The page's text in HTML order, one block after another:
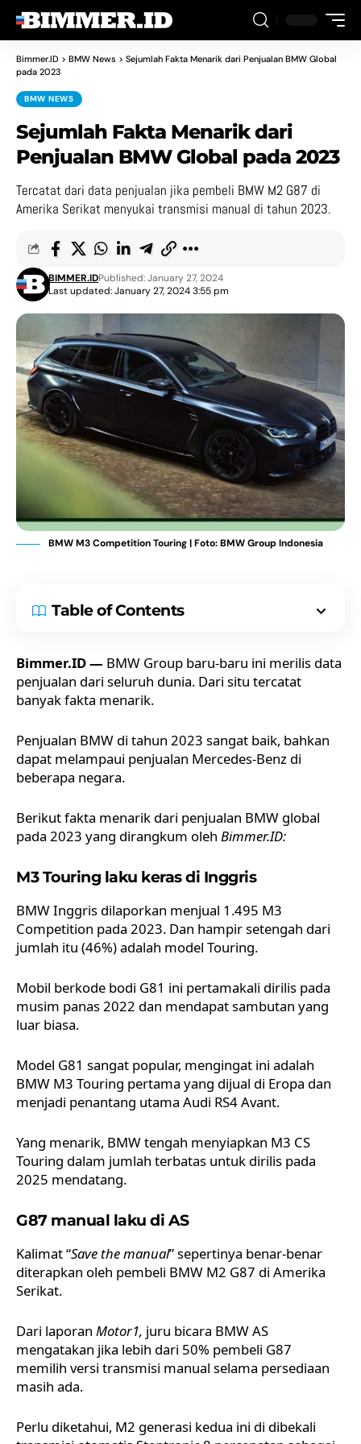
Bimmer.ID > BMW News > Sejumlah Fakta Menarik dari Penjualan BMW Global
pada 2023
BMW NEWS
Sejumlah Fakta Menarik dari
Penjualan BMW Global pada 2023
Tercatat dari data penjualan jika pembeli BMW M2 G87 di
Amerika Serikat menyukai transmisi manual di tahun 2023.
Last updated: January 27, 2024 3:55 pm
BIMMER.IDPublished: January 27, 2024
BMW M3 Competition Touring | Foto: BMW Group Indonesia
Table of Contents
Bimmer.ID — BMW Group baru-baru ini merilis data
penjualan dari seluruh dunia. Dari situ tercatat
banyak fakta menarik.
Penjualan BMW di tahun 2023 sangat baik, bahkan
dapat melampaui penjualan Mercedes-Benz di
beberapa negara.
Berikut fakta menarik dari penjualan BMW global
pada 2023 yang dirangkum oleh Bimmer.ID:
M3 Touring laku keras di Inggris
BMW Inggris dilaporkan menjual 1.495 M3
Competition pada 2023. Dan hampir setengah dari
jumlah itu (46%) adalah model Touring.
Mobil berkode bodi G81 ini pertamakali dirilis pada
musim panas 2022 dan mendapat sambutan yang
luar biasa.
Model G81 sangat popular, mengingat ini adalah
BMW M3 Touring pertama yang dijual di Eropa dan
menjadi penantang utama Audi RS4 Avant.
Yang menarik, BMW tengah menyiapkan M3 CS
Touring dalam jumlah terbatas untuk dirilis pada
2025 mendatang.
G87 manual laku di AS
Kalimat “Save the manual” sepertinya benar-benar
diterapkan oleh pembeli BMW M2 G87 di Amerika
Serikat.
Dari laporan Motor1, juru bicara BMW AS
mengatakan jika lebih dari 50% pembeli G87
memilih versi transmisi manual selama persediaan
masih ada.
Perlu diketahui, M2 generasi kedua ini di dibekali